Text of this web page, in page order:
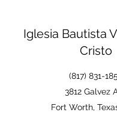
Iglesia Bautista
Cristo
(817) 831-
3812 Galvez
Fort Worth,